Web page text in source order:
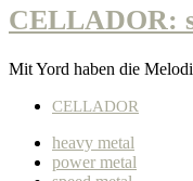
CELLADOR:
Mit Yord haben die
CELLADOR
heavy metal
power metal